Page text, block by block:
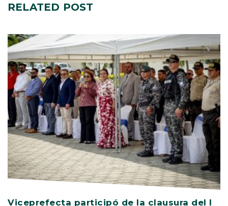
RELATED POST
Viceprefecta participó de la clausura del I